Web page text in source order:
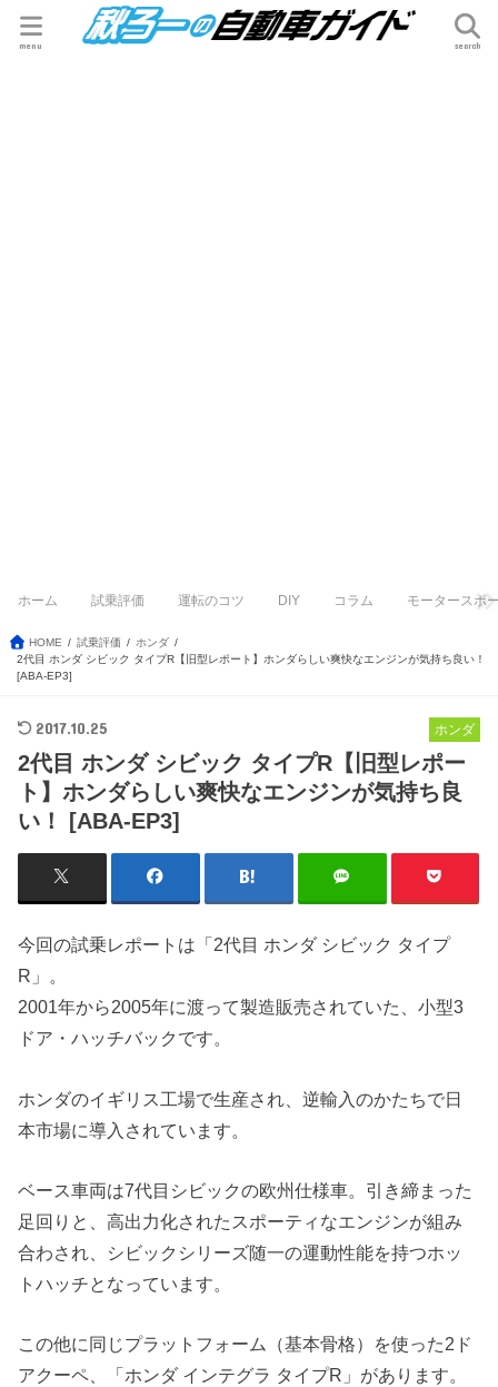
search
menu
ホーム 試乗評価 運転のコツ DIY コラム モータースポ
HOME 試乗評価
ホンダ
2代目 ホンダ シビック タイプR【旧型レポート】ホンダらしい爽快なエンジンが気持ち良い！
[ABA-EP3]
ホンダ
2017.10.25
2代目 ホンダ シビック タイプR【旧型レポー
ト】ホンダらしい爽快なエンジンが気持ち良
い！ [ABA-EP3]
今回の試乗レポートは「2代目 ホンダ シビック タイプ
R」。
2001年から2005年に渡って製造販売されていた、小型3
ドア・ハッチバックです。
ホンダのイギリス工場で生産され、逆輸入のかたちで日
本市場に導入されています。
ベース車両は7代目シビックの欧州仕様車。引き締まった
足回りと、高出力化されたスポーティなエンジンが組み
合わされ、シビックシリーズ随一の運動性能を持つホッ
トハッチとなっています。
この他に同じプラットフォーム（基本骨格）を使った2ド
アクーペ、「ホンダ インテグラ タイプR」があります。